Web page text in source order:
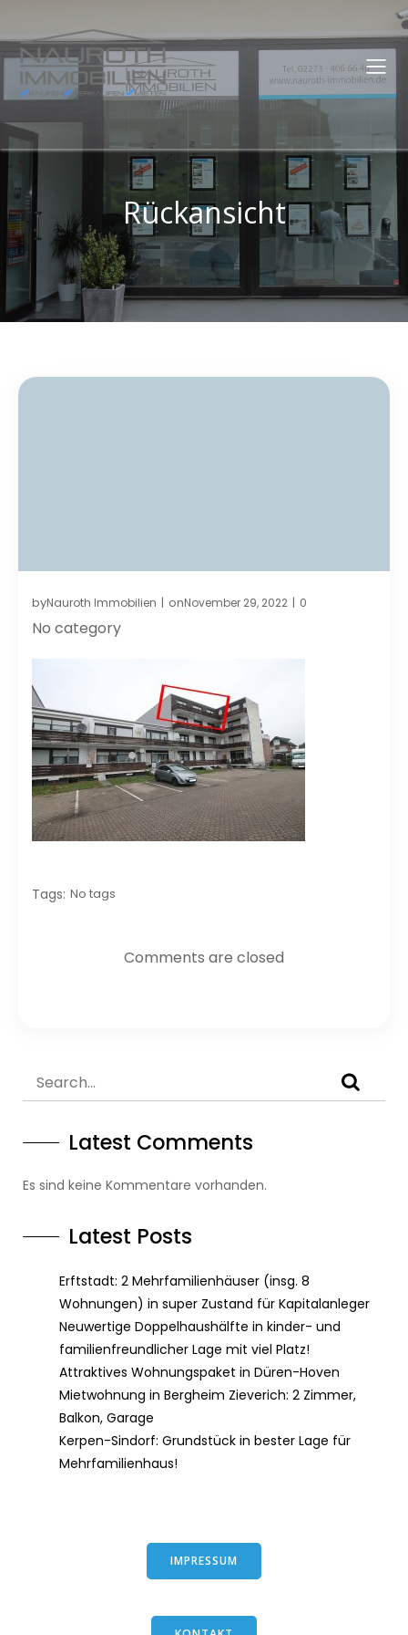
Rückansicht
byNauroth Immobilien | onNovember 29, 2022 | 0
No category
Tags: No tags
Comments are closed
Latest Comments
Es sind keine Kommentare vorhanden.
Latest Posts
Erftstadt: 2 Mehrfamilienhäuser (insg. 8
Wohnungen) in super Zustand für Kapitalanleger
Neuwertige Doppelhaushälfte in kinder- und
familienfreundlicher Lage mit viel Platz!
Attraktives Wohnungspaket in Düren-Hoven
Mietwohnung in Bergheim Zieverich: 2 Zimmer,
Balkon, Garage
Kerpen-Sindorf: Grundstück in bester Lage für
Mehrfamilienhaus!
IMPRESSUM